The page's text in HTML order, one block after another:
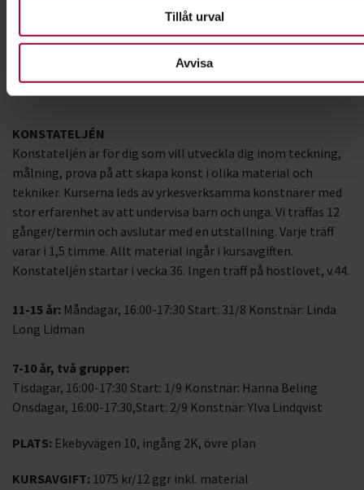
Tillåt urval
Avvisa
KONSTATELJÉN
Konstateljén är för dig som vill utveckla dig inom teckning,
målning, prova på att skapa konst i olika material och
tekniker. Kurserna leds av yrkesverksamma konstnärer med
stor erfarenhet av att undervisa barn och unga. Vi träffas 12
gånger/termin och avslutar med en utställning. Varje träff
varar i 1,5 timme. Allt material ingår i kursavgiften.
Konstateljén startar i vecka 36. Ingen träff på höstlovet, v.44.
11-15 år: Måndagar, 16:00-17:30 Start: 31/8 Konstnär: Linda
Long Lidman
7-10 år, två grupper:
Tisdagar, 16:00-17:30 Start: 1/9 Konstnär: Hanna Beling
Onsdagar, 16:00-17:30,Start: 2/9 Konstnär: Ylva Lindqvist
PLATS: Ekebyvägen 10, ingång 2K, övre plan
KURSAVGIFT: 1075 kr/12 ggr inkl. material